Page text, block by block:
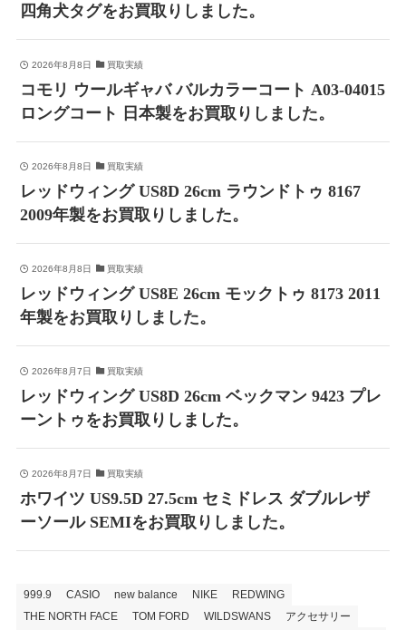
四角犬タグをお買取りしました。
2026年8月8日 買取実績
コモリ ウールギャバ バルカラーコート A03-04015
ロングコート 日本製をお買取りしました。
2026年8月8日 買取実績
レッドウィング US8D 26cm ラウンドトゥ 8167
2009年製をお買取りしました。
2026年8月8日 買取実績
レッドウィング US8E 26cm モックトゥ 8173 2011
年製をお買取りしました。
2026年8月7日 買取実績
レッドウィング US8D 26cm ベックマン 9423 プレ
ーントゥをお買取りしました。
2026年8月7日 買取実績
ホワイツ US9.5D 27.5cm セミドレス ダブルレザ
ーソール SEMIをお買取りしました。
999.9 CASIO new balance NIKE
REDWING
THE NORTH FACE
TOM FORD WILDSWANS
アクセサリー